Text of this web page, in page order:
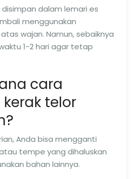
disimpan dalam lemari es
menggunakan
wajan. Namun, sebaiknya
1-2 hari agar tetap
cara
telor
Anda bisa mengganti
tempe yang dihaluskan
bahan lainnya.